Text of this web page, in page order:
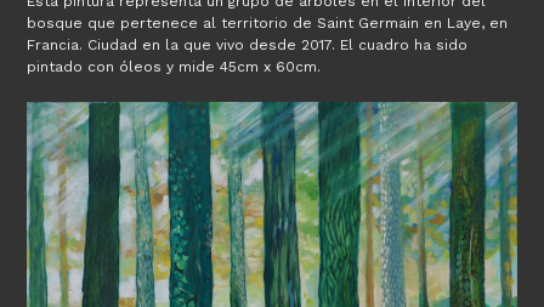
bosque que pertenece al territorio de Saint Germain en Laye, en
Francia. Ciudad en la que vivo desde 2017. El cuadro ha sido
pintado con óleos y mide 45cm x 60cm.